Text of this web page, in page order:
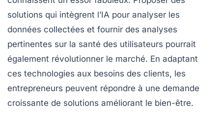
solutions qui intègrent l’IA pour analyser les
données collectées et fournir des analyses
pertinentes sur la santé des utilisateurs pourrait
également révolutionner le marché. En adaptant
ces technologies aux besoins des clients, les
entrepreneurs peuvent répondre à une demande
croissante de solutions améliorant le bien-être.